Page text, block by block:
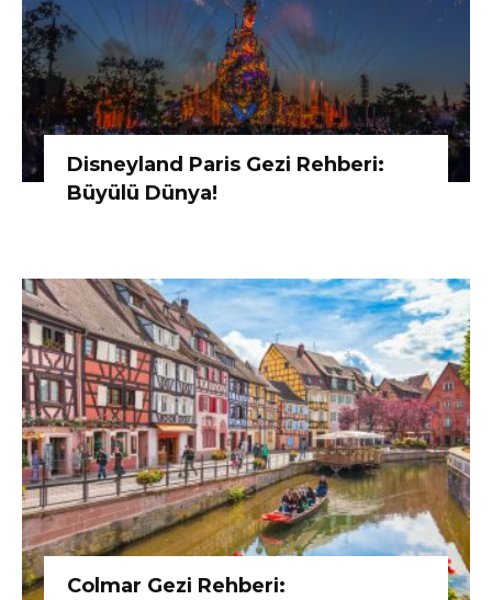
Disneyland Paris Gezi Rehberi:
Büyülü Dünya!
Colmar Gezi Rehberi: